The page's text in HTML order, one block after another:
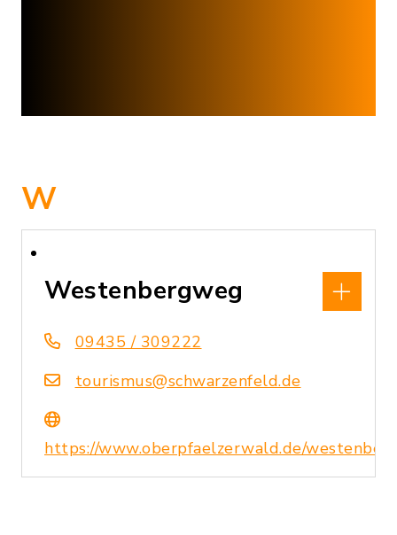
W
Westenbergweg
09435 / 309222
tourismus@schwarzenfeld.de
https://www.oberpfaelzerwald.de/